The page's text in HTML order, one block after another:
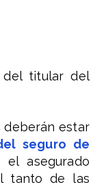
del titular del
deberán estar
seguro de
asegurado
tanto de las